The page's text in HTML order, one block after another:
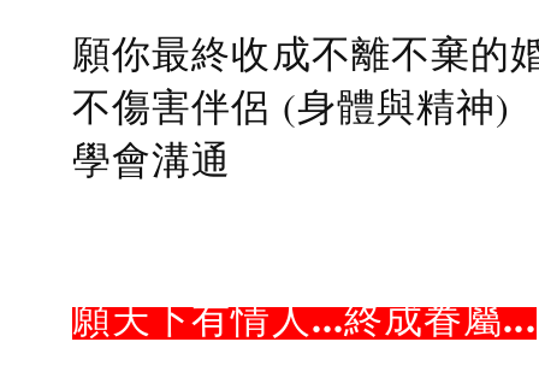
願你最終收成不離不棄的
不傷害伴侶 (身體與精神)
學會溝通
願天下有情人...終成眷屬...